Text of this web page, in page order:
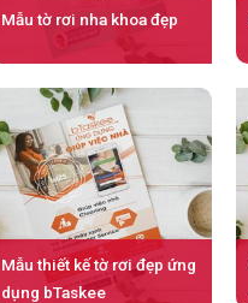
Mẫu tờ rơi nha khoa đẹp
Mẫu thiết kế tờ rơi đẹp ứng
dụng bTaskee